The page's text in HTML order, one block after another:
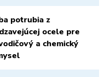
potrubia z
ocele pre
a chemický